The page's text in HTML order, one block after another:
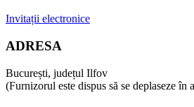
Invitații electronice
ADRESA
București, județul Ilfov
(Furnizorul este dispus să se deplaseze în